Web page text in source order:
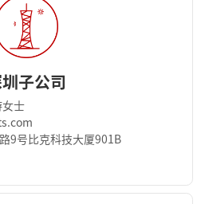
子公司
女士
9号比克科技大厦901B